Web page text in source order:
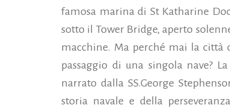
famosa marina di St Katharine
sotto il Tower Bridge, aperto
macchine. Ma perché mai la
passaggio di una singola nave?
narrato dalla SS.George
storia navale e della